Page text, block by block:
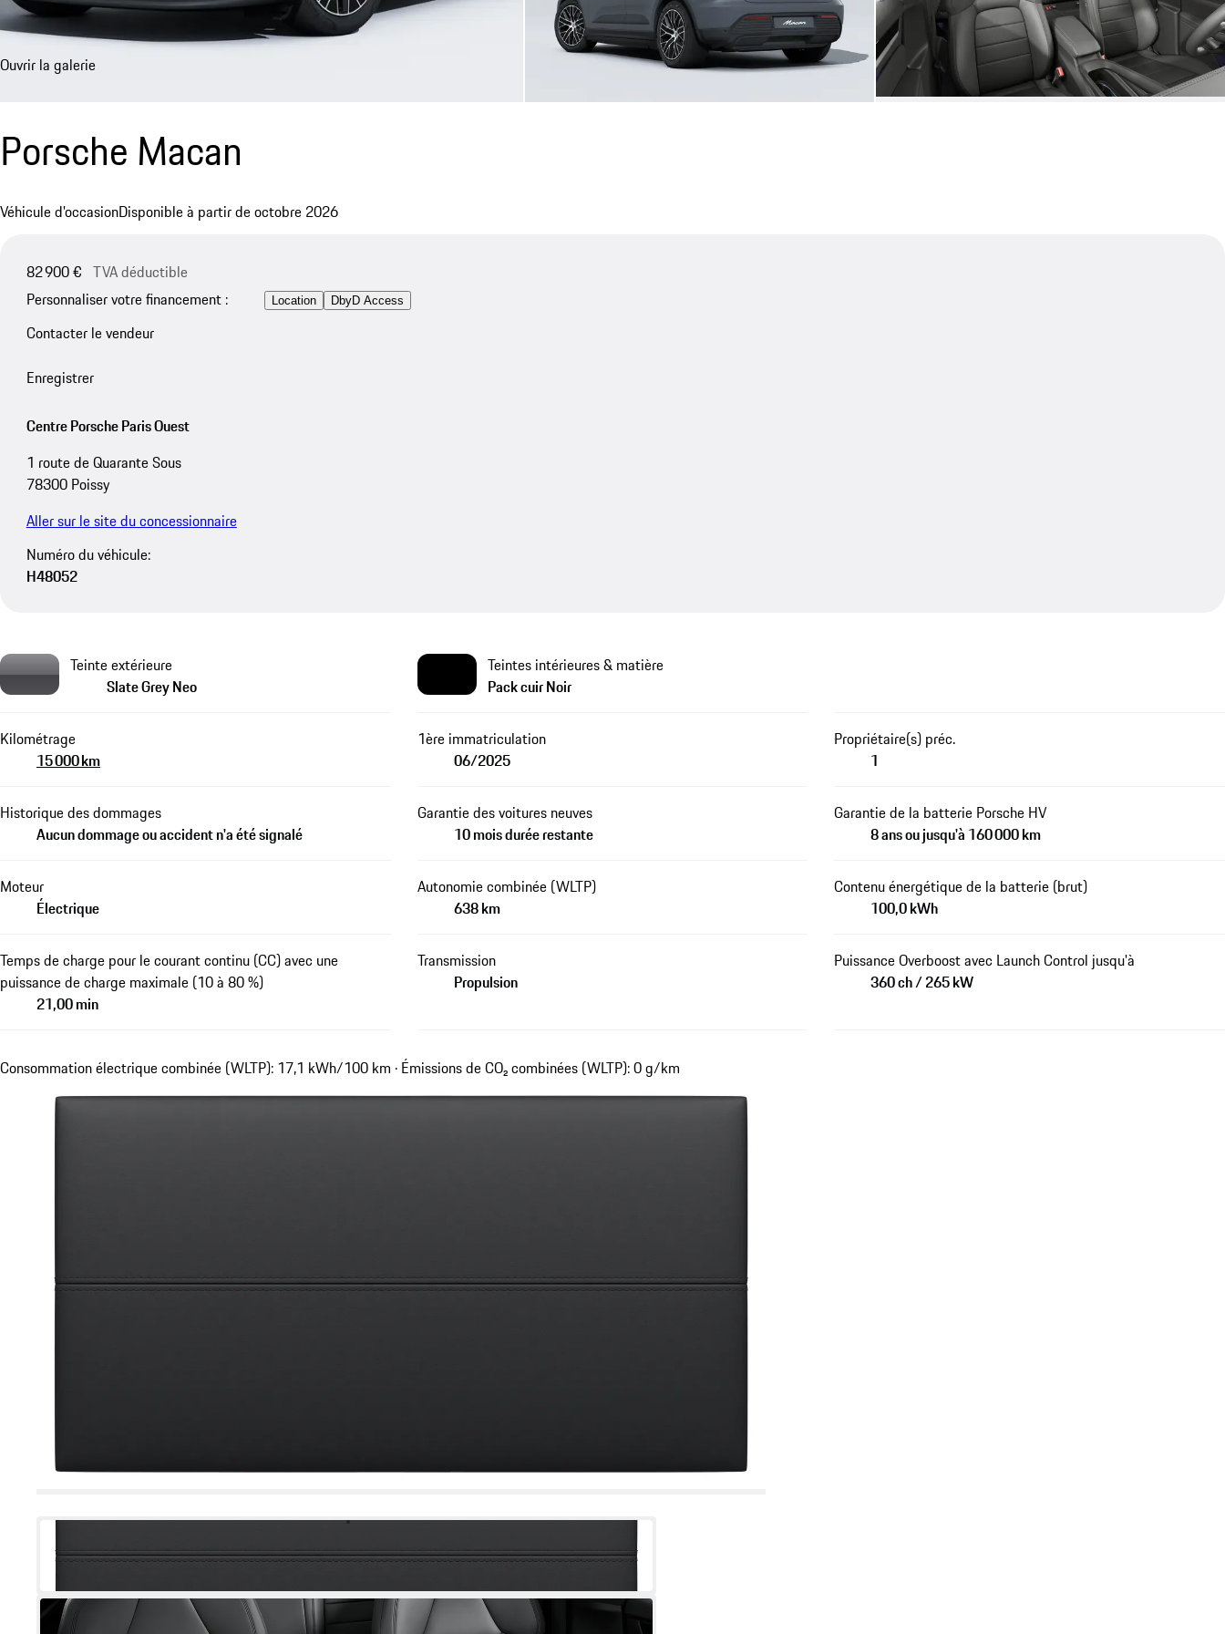
Ouvrir la galerie
Porsche Macan
Véhicule d'occasionDisponible à partir de octobre 2026
82 900 € TVA déductible
Personnaliser votre financement :
Location DbyD Access
Contacter le vendeur
Enregistrer
Centre Porsche Paris Ouest
1 route de Quarante Sous
78300 Poissy
Aller sur le site du concessionnaire
Numéro du véhicule:
H48052
Teinte extérieure
Slate Grey Neo
Teintes intérieures & matière
Pack cuir Noir
Kilométrage
15 000 km
1ère immatriculation
06/2025
Propriétaire(s) préc.
1
Historique des dommages
Aucun dommage ou accident n'a été signalé
Garantie des voitures neuves
10 mois durée restante
Garantie de la batterie Porsche HV
8 ans ou jusqu'à 160 000 km
Moteur
Électrique
Autonomie combinée (WLTP)
638 km
Contenu énergétique de la batterie (brut)
100,0 kWh
Temps de charge pour le courant continu (CC) avec une
puissance de charge maximale (10 à 80 %)
21,00 min
Transmission
Propulsion
Puissance Overboost avec Launch Control jusqu'à
360 ch / 265 kW
Consommation électrique combinée (WLTP): 17,1 kWh/100 km · Émissions de CO₂ combinées (WLTP): 0 g/km